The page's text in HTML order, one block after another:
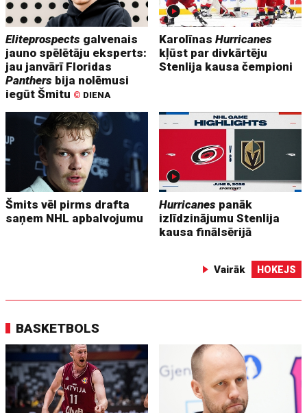
Eliteprospects galvenais
jauno spēlētāju eksperts:
jau janvārī Floridas
Panthers bija nolēmusi
iegūt Šmitu © DIENA
KarolīnasHurricanes
kļūst par divkārtēju
Stenlija kausa čempioni
Šmits vēl pirms drafta
saņem NHL apbalvojumu
Hurricanes panāk
izlīdzinājumu Stenlija
kausa finālsērijā
Vairāk HOKEJS
BASKETBOLS